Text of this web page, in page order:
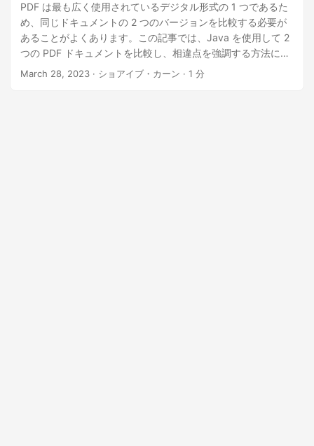
PDF は最も広く使用されているデジタル形式の 1 つであるた
め、同じドキュメントの 2 つのバージョンを比較する必要が
あることがよくあります。この記事では、Java を使用して 2
つの PDF ドキュメントを比較し、相違点を強調する方法につ
いて概説します。さらに、パスワードで保護された PDF ファ
March 28, 2023 · ショアイブ・カーン · 1 分